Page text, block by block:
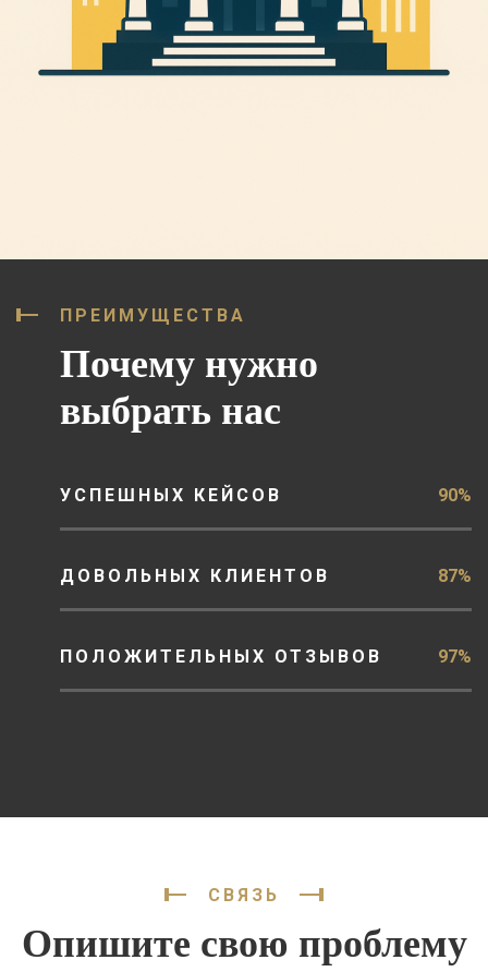
ПРЕИМУЩЕСТВА
Почему нужно
выбрать нас
УСПЕШНЫХ КЕЙСОВ 90%
ДОВОЛЬНЫХ КЛИЕНТОВ 87%
ПОЛОЖИТЕЛЬНЫХ ОТЗЫВОВ 97%
СВЯЗЬ
Опишите свою проблему